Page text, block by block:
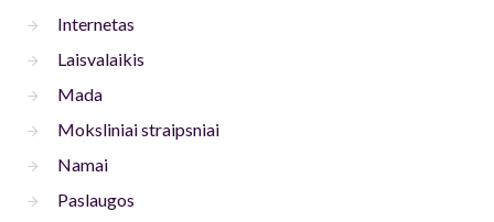
Internetas
Laisvalaikis
Mada
Moksliniai straipsniai
Namai
Paslaugos